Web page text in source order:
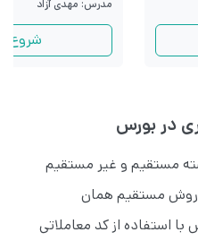
مدرس: مهدی آزاد
شروع
در بورس
مستقیم و غیر مستقیم
روش مستقیم همان
استفاده از کد معاملاتی